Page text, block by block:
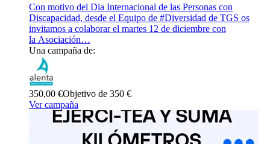
Con motivo del Dia Internacional de las Personas con
Discapacidad, desde el Equipo de #Diversidad de TGS os
invitamos a colaborar el martes 12 de diciembre con
la Asociación…
Una campaña de:
350,00 €Objetivo de 350 €
Ver campaña